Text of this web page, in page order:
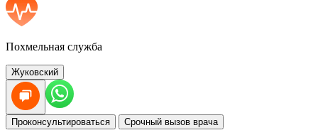
Похмельная служба
Жуковский
Проконсультироваться Срочный вызов врача